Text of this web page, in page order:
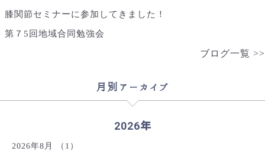
膝関節セミナーに参加してきました！
第７5回地域合同勉強会
ブログ一覧 >>
月別アーカイブ
2026年
2026年8月 （1）